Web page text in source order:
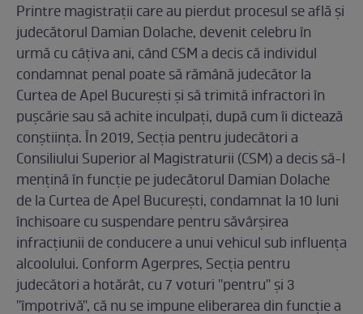
Printre magistrații care au pierdut procesul se află și
judecătorul Damian Dolache, devenit celebru în
urmă cu câțiva ani, când CSM a decis că individul
condamnat penal poate să rămână judecător la
Curtea de Apel București și să trimită infractori în
pușcărie sau să achite inculpați, după cum îi dictează
conștiința. În 2019, Secţia pentru judecători a
Consiliului Superior al Magistraturii (CSM) a decis să-l
menţină în funcţie pe judecătorul Damian Dolache
de la Curtea de Apel Bucureşti, condamnat la 10 luni
închisoare cu suspendare pentru săvârşirea
infracţiunii de conducere a unui vehicul sub influenţa
alcoolului. Conform Agerpres, Secţia pentru
judecători a hotărât, cu 7 voturi ''pentru'' şi 3
''împotrivă'', că nu se impune eliberarea din funcţie a